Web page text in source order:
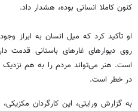
کنون کاملا انسانی بوده، هشدار داد.
او تأکید کرد که میل انسان به ابراز
روی دیوارهای غارهای باستانی قدمت
است. هنر می‌تواند مردم را به هم نزدیک
در خطر است.
به گزارش ورایتی، این کارگردان